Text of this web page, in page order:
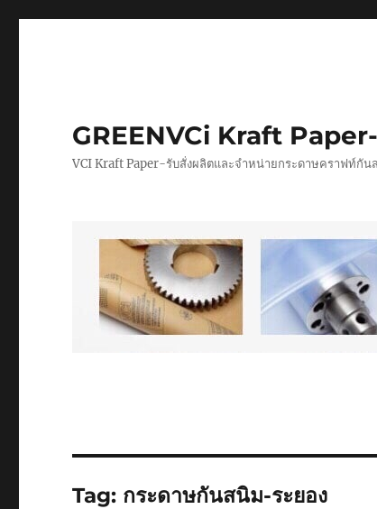
GREENVCi Kraft
VCI Kraft Paper-รับสั่งผลิตและจำหน่ายกระดาษคราฟท์กั
Tag: กระดาษกันสนิม-ระยอง